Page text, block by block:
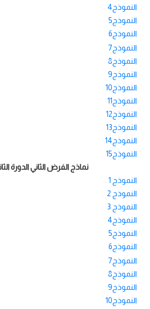
النموذج4
النموذج5
النموذج6
النموذج7
النموذج8
النموذج9
النموذج10
النموذج11
النموذج12
النموذج13
النموذج14
النموذج15
نماذج الفرض الثاني الدورة
النموذج 1
النموذج 2
النموذج 3
النموذج4
النموذج5
النموذج6
النموذج7
النموذج8
النموذج9
النموذج10